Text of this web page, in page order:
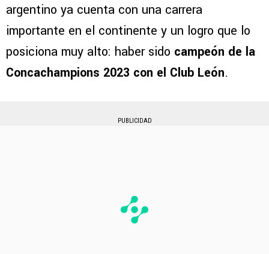
argentino ya cuenta con una carrera
importante en el continente y un logro que lo
posiciona muy alto: haber sido campeón de la
Concachampions 2023 con el Club León.
PUBLICIDAD